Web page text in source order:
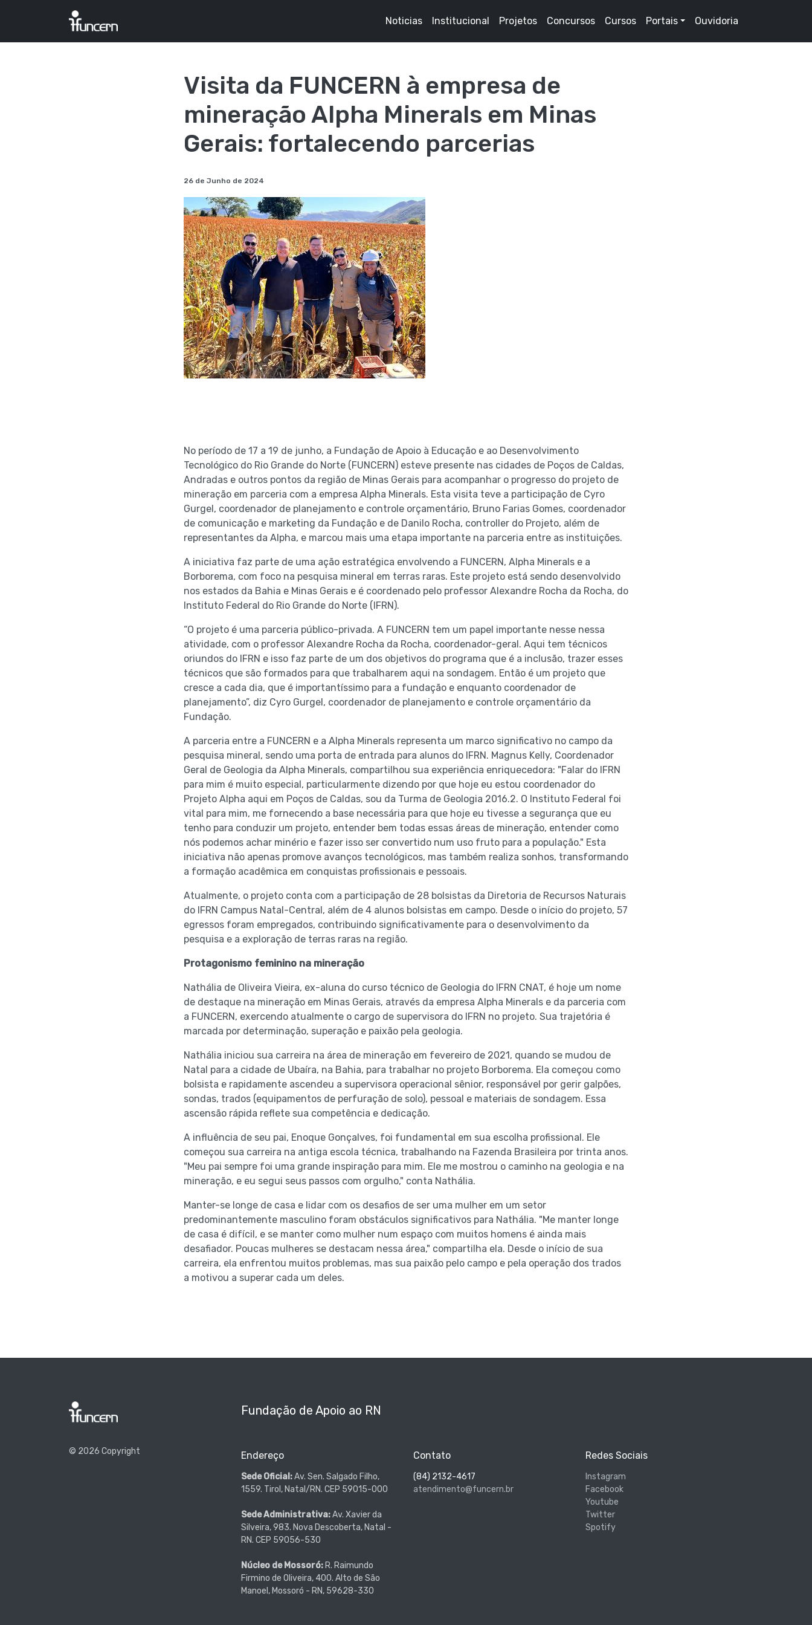
Noticias Institucional Projetos Concursos Cursos Portais Ouvidoria
Visita da FUNCERN à empresa de
mineração Alpha Minerals em Minas
Gerais: fortalecendo parcerias
26 de Junho de 2024
No período de 17 a 19 de junho, a Fundação de Apoio à Educação e ao Desenvolvimento
Tecnológico do Rio Grande do Norte (FUNCERN) esteve presente nas cidades de Poços de Caldas,
Andradas e outros pontos da região de Minas Gerais para acompanhar o progresso do projeto de
mineração em parceria com a empresa Alpha Minerals. Esta visita teve a participação de Cyro
Gurgel, coordenador de planejamento e controle orçamentário, Bruno Farias Gomes, coordenador
de comunicação e marketing da Fundação e de Danilo Rocha, controller do Projeto, além de
representantes da Alpha, e marcou mais uma etapa importante na parceria entre as instituições.
A iniciativa faz parte de uma ação estratégica envolvendo a FUNCERN, Alpha Minerals e a
Borborema, com foco na pesquisa mineral em terras raras. Este projeto está sendo desenvolvido
nos estados da Bahia e Minas Gerais e é coordenado pelo professor Alexandre Rocha da Rocha, do
Instituto Federal do Rio Grande do Norte (IFRN).
“O projeto é uma parceria público-privada. A FUNCERN tem um papel importante nesse nessa
atividade, com o professor Alexandre Rocha da Rocha, coordenador-geral. Aqui tem técnicos
oriundos do IFRN e isso faz parte de um dos objetivos do programa que é a inclusão, trazer esses
técnicos que são formados para que trabalharem aqui na sondagem. Então é um projeto que
cresce a cada dia, que é importantíssimo para a fundação e enquanto coordenador de
planejamento”, diz Cyro Gurgel, coordenador de planejamento e controle orçamentário da
Fundação.
A parceria entre a FUNCERN e a Alpha Minerals representa um marco significativo no campo da
pesquisa mineral, sendo uma porta de entrada para alunos do IFRN. Magnus Kelly, Coordenador
Geral de Geologia da Alpha Minerals, compartilhou sua experiência enriquecedora: "Falar do IFRN
para mim é muito especial, particularmente dizendo por que hoje eu estou coordenador do
Projeto Alpha aqui em Poços de Caldas, sou da Turma de Geologia 2016.2. O Instituto Federal foi
vital para mim, me fornecendo a base necessária para que hoje eu tivesse a segurança que eu
tenho para conduzir um projeto, entender bem todas essas áreas de mineração, entender como
nós podemos achar minério e fazer isso ser convertido num uso fruto para a população." Esta
iniciativa não apenas promove avanços tecnológicos, mas também realiza sonhos, transformando
a formação acadêmica em conquistas profissionais e pessoais.
Atualmente, o projeto conta com a participação de 28 bolsistas da Diretoria de Recursos Naturais
do IFRN Campus Natal-Central, além de 4 alunos bolsistas em campo. Desde o início do projeto, 57
egressos foram empregados, contribuindo significativamente para o desenvolvimento da
pesquisa e a exploração de terras raras na região.
Protagonismo feminino na mineração
Nathália de Oliveira Vieira, ex-aluna do curso técnico de Geologia do IFRN CNAT, é hoje um nome
de destaque na mineração em Minas Gerais, através da empresa Alpha Minerals e da parceria com
a FUNCERN, exercendo atualmente o cargo de supervisora do IFRN no projeto. Sua trajetória é
marcada por determinação, superação e paixão pela geologia.
Nathália iniciou sua carreira na área de mineração em fevereiro de 2021, quando se mudou de
Natal para a cidade de Ubaíra, na Bahia, para trabalhar no projeto Borborema. Ela começou como
bolsista e rapidamente ascendeu a supervisora operacional sênior, responsável por gerir galpões,
sondas, trados (equipamentos de perfuração de solo), pessoal e materiais de sondagem. Essa
ascensão rápida reflete sua competência e dedicação.
A influência de seu pai, Enoque Gonçalves, foi fundamental em sua escolha profissional. Ele
começou sua carreira na antiga escola técnica, trabalhando na Fazenda Brasileira por trinta anos.
"Meu pai sempre foi uma grande inspiração para mim. Ele me mostrou o caminho na geologia e na
mineração, e eu segui seus passos com orgulho," conta Nathália.
Manter-se longe de casa e lidar com os desafios de ser uma mulher em um setor
predominantemente masculino foram obstáculos significativos para Nathália. "Me manter longe
de casa é difícil, e se manter como mulher num espaço com muitos homens é ainda mais
desafiador. Poucas mulheres se destacam nessa área," compartilha ela. Desde o início de sua
carreira, ela enfrentou muitos problemas, mas sua paixão pelo campo e pela operação dos trados
a motivou a superar cada um deles.
© 2026 Copyright
Fundação de Apoio ao RN
Endereço
Sede Oficial:Av. Sen. Salgado Filho,
1559. Tirol, Natal/RN. CEP 59015-000
Sede Administrativa:Av. Xavier da
Silveira, 983. Nova Descoberta, Natal -
RN. CEP 59056-530
Núcleo de Mossoró: R. Raimundo
Firmino de Oliveira, 400. Alto de São
Manoel, Mossoró - RN, 59628-330
Contato
(84) 2132-4617
atendimento@funcern.br
Redes Sociais
Instagram
Facebook
Youtube
Twitter
Spotify